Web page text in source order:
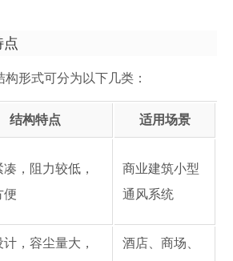
形式可分为以下几类：
结构特点 适用场景
，阻力较低，
便
商业建筑小型
通风系统
计，容尘量大，
酒店、商场、